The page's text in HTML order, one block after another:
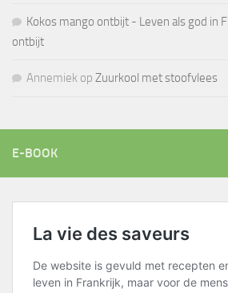
Kokos mango ontbijt - Leven als god in
ontbijt
Annemiek op Zuurkool met stoofvlees
E-BOOK